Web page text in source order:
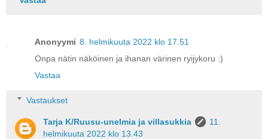
Anonyymi 8. helmikuuta 2022 klo 17.51
Onpa nätin näköinen ja ihanan värinen ryijykoru :)
Vastaa
Vastaukset
Tarja K/Ruusu-unelmia ja villasukkia
11.
helmikuuta 2022 klo 13.43